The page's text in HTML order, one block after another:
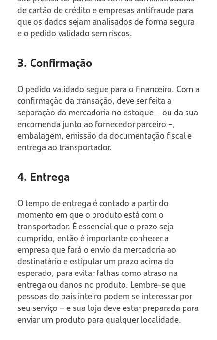
de cartão de crédito e empresas antifraude para
que os dados sejam analisados de forma segura
e o pedido validado sem riscos.
3. Confirmação
O pedido validado segue para o financeiro. Com a
confirmação da transação, deve ser feita a
separação da mercadoria no estoque – ou da sua
encomenda junto ao fornecedor parceiro –,
embalagem, emissão da documentação fiscal e
entrega ao transportador.
4. Entrega
O tempo de entrega é contado a partir do
momento em que o produto está com o
transportador. É essencial que o prazo seja
cumprido, então é importante conhecer a
empresa que fará o envio da mercadoria ao
destinatário e estipular um prazo acima do
esperado, para evitar falhas como atraso na
entrega ou danos no produto. Lembre-se que
pessoas do país inteiro podem se interessar por
seu serviço – e sua loja deve estar preparada para
enviar um produto para qualquer localidade.